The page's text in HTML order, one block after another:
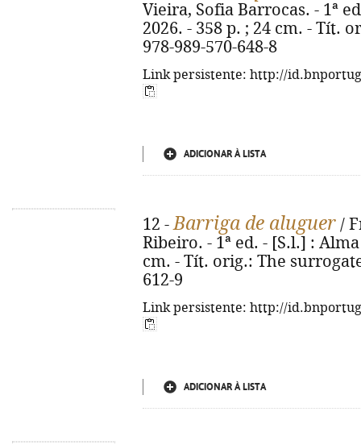
Vieira, Sofia Barrocas. - 1ª
2026. - 358 p. ; 24 cm. - Tít.
978-989-570-648-8
Link persistente: http://
ADICIONAR À LISTA
12 -Barriga de aluguer /
Ribeiro. - 1ª ed. - [S.l.] :
cm. - Tít. orig.: The
612-9
Link persistente: http://
ADICIONAR À LISTA